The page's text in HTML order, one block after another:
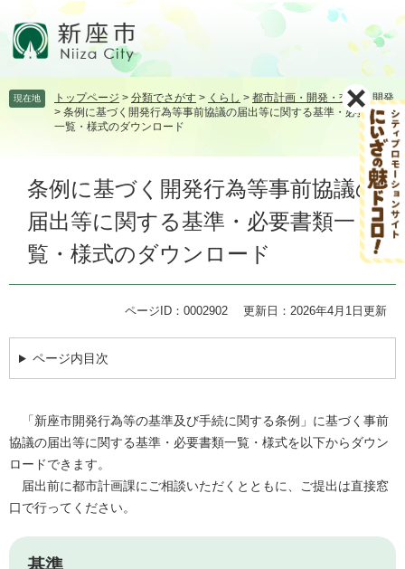
頭飛 現在地 トップページ > 分類でさがす > くらし > 都市計画・開発・交通 >開発
> 条例に基づく開発行為等事前協議の届出等に関する基準・必要書類
一覧・様式のダウンロード
条例に基づく開発行為等事前協議の
届出等に関する基準・必要書類一
覧・様式のダウンロード
ページID：0002902 更新日：2026年4月1日更新
ページ内目次
「新座市開発行為等の基準及び手続に関する条例」に基づく事前
協議の届出等に関する基準・必要書類一覧・様式を以下からダウン
ロードできます。
届出前に都市計画課にご相談いただくとともに、ご提出は直接窓
口で行ってください。